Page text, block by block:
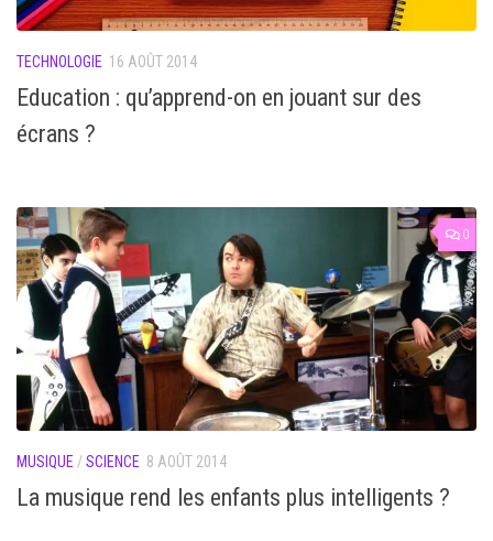
TECHNOLOGIE 16 AOÛT 2014
Education : qu’apprend-on en jouant sur des
écrans ?
0
MUSIQUE /SCIENCE 8 AOÛT 2014
La musique rend les enfants plus intelligents ?